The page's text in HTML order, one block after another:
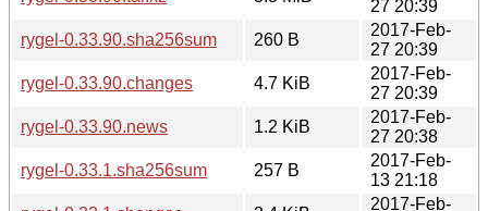
27 20:39
rygel-0.33.90.sha256sum
260 B
2017-Feb-
27 20:39
rygel-0.33.90.changes
4.7 KiB
2017-Feb-
27 20:39
rygel-0.33.90.news
1.2 KiB
2017-Feb-
27 20:38
rygel-0.33.1.sha256sum
257 B
2017-Feb-
13 21:18
2017-Feb-